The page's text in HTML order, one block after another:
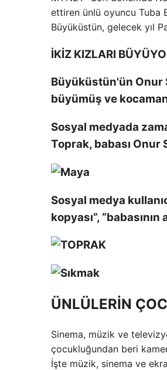
ettiren ünlü oyuncu Tuba
Büyüküstün, gelecek yıl
İKİZ KIZLARI
Büyüküstün'ün Onur
büyümüş ve
Sosyal medyada
Toprak, babası
Sosyal medya
kopyası”,
ÜNLÜLERİN
Sinema, müzik ve
çocukluğundan beri
İşte müzik, sinema ve